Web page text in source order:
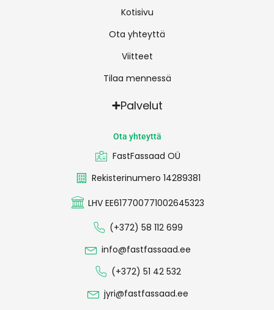
Kotisivu
Ota yhteyttä
Viitteet
Tilaa mennessä
Palvelut
Ota yhteyttä
FastFassaad OÜ
Rekisterinumero 14289381
LHV EE617700771002645323
(+372) 58 112 699
info@fastfassaad.ee
(+372) 51 42 532
jyri@fastfassaad.ee